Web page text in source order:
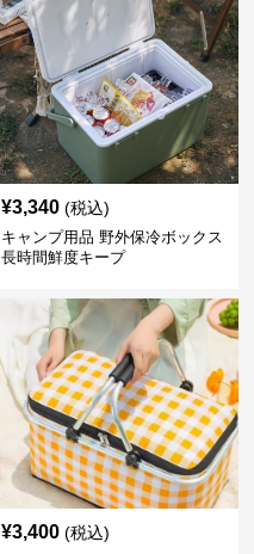
¥3,340 (税込)
キャンプ用品 野外保冷ボックス
長時間鮮度キープ
¥3,400 (税込)